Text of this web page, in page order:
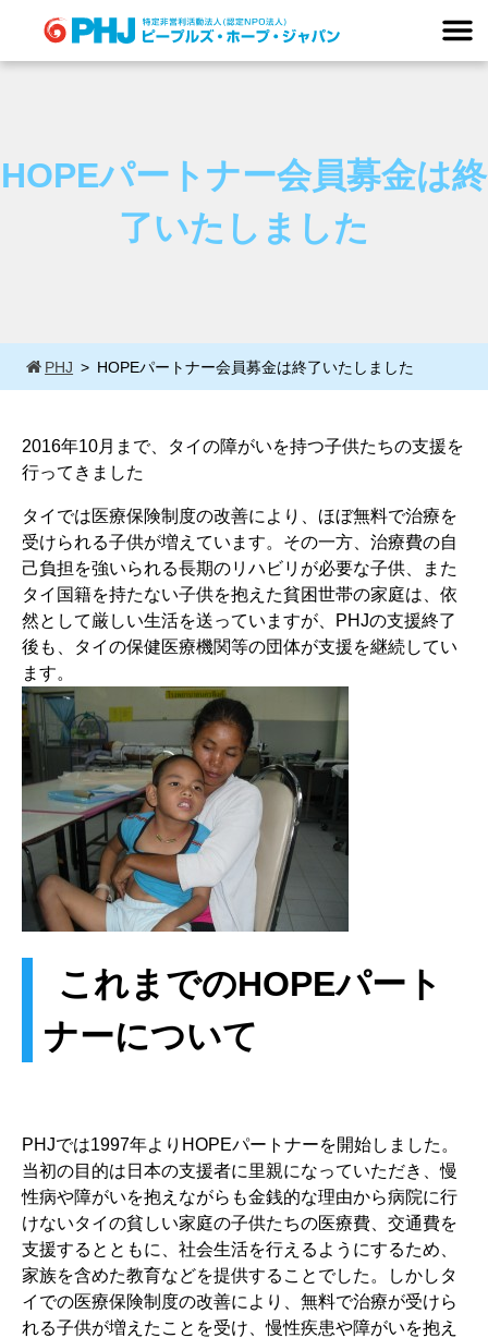
content
HOPEパートナー会員募金は終
了いたしました
PHJ HOPEパートナー会員募金は終了いたしました
2016年10月まで、タイの障がいを持つ子供たちの支援を
行ってきました
タイでは医療保険制度の改善により、ほぼ無料で治療を
受けられる子供が増えています。その一方、治療費の自
己負担を強いられる長期のリハビリが必要な子供、また
タイ国籍を持たない子供を抱えた貧困世帯の家庭は、依
然として厳しい生活を送っていますが、PHJの支援終了
後も、タイの保健医療機関等の団体が支援を継続してい
ます。
これまでのHOPEパート
ナーについて
PHJでは1997年よりHOPEパートナーを開始しました。
当初の目的は日本の支援者に里親になっていただき、慢
性病や障がいを抱えながらも金銭的な理由から病院に行
けないタイの貧しい家庭の子供たちの医療費、交通費を
支援するとともに、社会生活を行えるようにするため、
家族を含めた教育などを提供することでした。しかしタ
イでの医療保険制度の改善により、無料で治療が受けら
れる子供が増えたことを受け、慢性疾患や障がいを抱え